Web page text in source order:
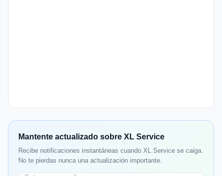
Mantente actualizado sobre XL Service
Recibe notificaciones instantáneas cuando XL Service se caiga.
No te pierdas nunca una actualización importante.